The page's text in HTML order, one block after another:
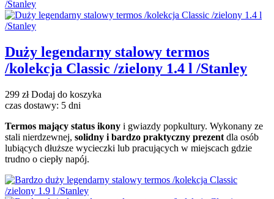
Duży legendarny stalowy termos
/kolekcja Classic /zielony 1.4 l /Stanley
299 złDodaj do koszyka
czas dostawy: 5 dni
Termos mający status ikony i gwiazdy popkultury. Wykonany ze
stali nierdzewnej, solidny i bardzo praktyczny prezent dla osób
lubiących dłuższe wycieczki lub pracujących w miejscach gdzie
trudno o ciepły napój.